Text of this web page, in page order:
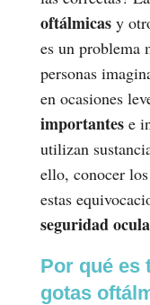
oftálmicasy
es un problema
personas
en ocasiones
importantese
utilizan
ello, conocer
estas
seguridad
Por qué es
gotas